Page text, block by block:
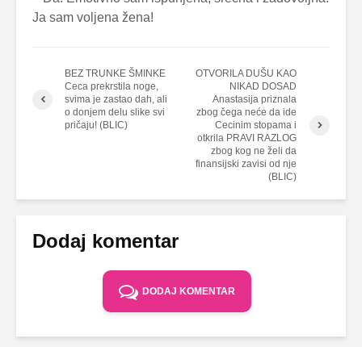
Ja sam voljena žena!
BEZ TRUNKE ŠMINKE
Ceca prekrstila noge,
svima je zastao dah, ali
o donjem delu slike svi
pričaju! (BLIC)
OTVORILA DUŠU KAO
NIKAD DOSAD
Anastasija priznala
zbog čega neće da ide
Cecinim stopama i
otkrila PRAVI RAZLOG
zbog kog ne želi da
finansijski zavisi od nje
(BLIC)
Dodaj komentar
DODAJ KOMENTAR